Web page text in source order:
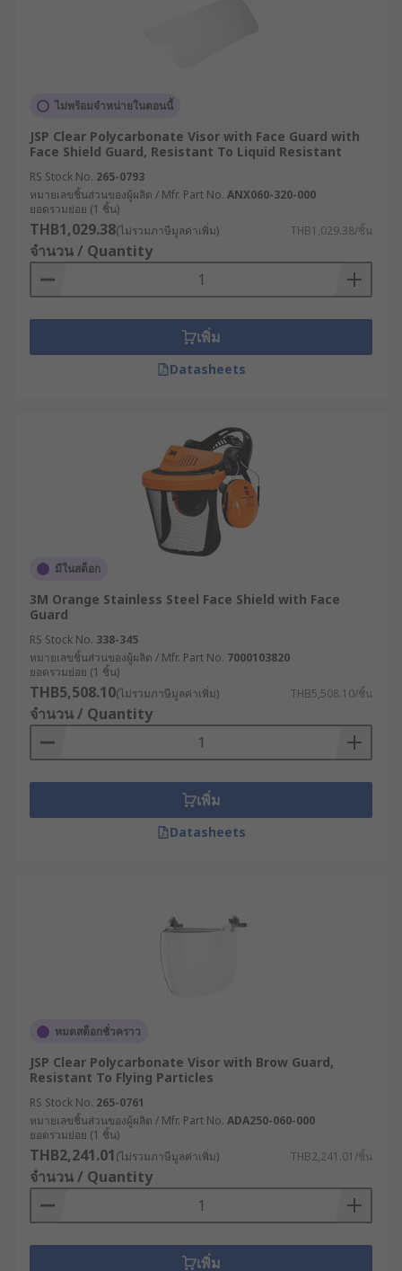
ไม่พร้อมจำหน่ายในตอนนี้
JSP Clear Polycarbonate Visor with Face Guard with
Face Shield Guard, Resistant To Liquid Resistant
RS Stock No. 265-0793
หมายเลขชิ้นส่วนของผู้ผลิต / Mfr. Part No. ANX060-320-000
ยอดรวมย่อย (1 ชิ้น)
THB1,029.38(ไม่รวมภาษีมูลค่าเพิ่ม) THB1,029.38/ชิ้น
จำนวน / Quantity
เพิ่ม
Datasheets
มีในสต็อก
3M Orange Stainless Steel Face Shield with Face
Guard
RS Stock No. 338-345
หมายเลขชิ้นส่วนของผู้ผลิต / Mfr. Part No. 7000103820
ยอดรวมย่อย (1 ชิ้น)
THB5,508.10(ไม่รวมภาษีมูลค่าเพิ่ม) THB5,508.10/ชิ้น
จำนวน / Quantity
เพิ่ม
Datasheets
หมดสต็อกชั่วคราว
JSP Clear Polycarbonate Visor with Brow Guard,
Resistant To Flying Particles
RS Stock No. 265-0761
หมายเลขชิ้นส่วนของผู้ผลิต / Mfr. Part No. ADA250-060-000
ยอดรวมย่อย (1 ชิ้น)
THB2,241.01(ไม่รวมภาษีมูลค่าเพิ่ม) THB2,241.01/ชิ้น
จำนวน / Quantity
เพิ่ม